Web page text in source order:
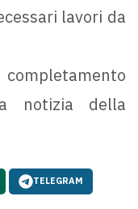
lavori da
notizia della
TELEGRAM